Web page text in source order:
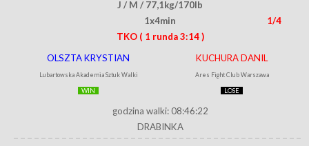
J / M / 77,1kg/170lb
1x4min
1/4
TKO ( 1 runda 3:14 )
OLSZTA KRYSTIAN
Lubartowska Akademia Sztuk Walki
WIN
KUCHURA DANIL
Ares Fight Club Warszawa
LOSE
godzina walki: 08:46:22
DRABINKA